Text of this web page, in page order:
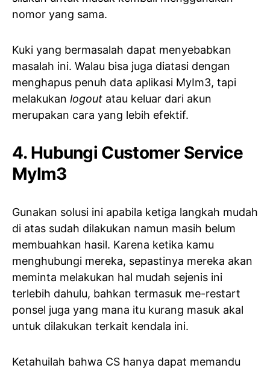
nomor yang sama.
Kuki yang bermasalah dapat menyebabkan
masalah ini. Walau bisa juga diatasi dengan
menghapus penuh data aplikasi MyIm3, tapi
melakukan logout atau keluar dari akun
merupakan cara yang lebih efektif.
4. Hubungi Customer Service
MyIm3
Gunakan solusi ini apabila ketiga langkah mudah
di atas sudah dilakukan namun masih belum
membuahkan hasil. Karena ketika kamu
menghubungi mereka, sepastinya mereka akan
meminta melakukan hal mudah sejenis ini
terlebih dahulu, bahkan termasuk me-restart
ponsel juga yang mana itu kurang masuk akal
untuk dilakukan terkait kendala ini.
Ketahuilah bahwa CS hanya dapat memandu